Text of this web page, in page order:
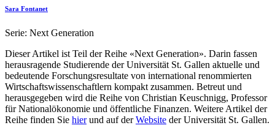
Sara Fontanet
Serie: Next Generation
Dieser Artikel ist Teil der Reihe «Next Generation». Darin fassen
herausragende Studierende der Universität St. Gallen aktuelle und
bedeutende Forschungsresultate von international renommierten
Wirtschaftswissenschaftlern kompakt zusammen. Betreut und
herausgegeben wird die Reihe von Christian Keuschnigg, Professor
für Nationalökonomie und öffentliche Finanzen. Weitere Artikel der
Reihe finden Sie hierund auf derWebsite der Universität St. Gallen.